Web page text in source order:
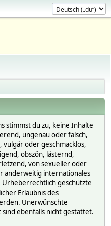
stimmst du zu, keine Inhalte
ungenau oder falsch,
oder geschmacklos,
obszön, lästernd,
von sexueller oder
anderweitig internationales
geschützte
Erlaubnis des
Unerwünschte
ebenfalls nicht gestattet.